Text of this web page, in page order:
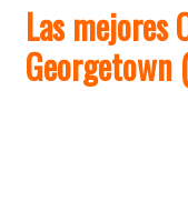
Las mejores
Georgetown